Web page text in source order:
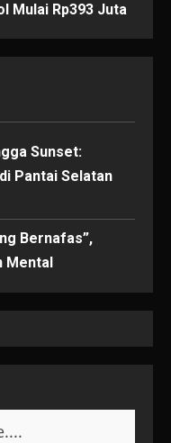
Mulai Rp393 Juta
Sunset:
Pantai Selatan
Bernafas”,
Mental